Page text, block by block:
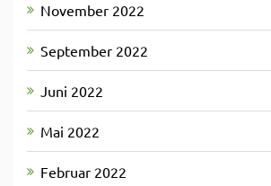
November 2022
September 2022
Juni 2022
Mai 2022
Februar 2022